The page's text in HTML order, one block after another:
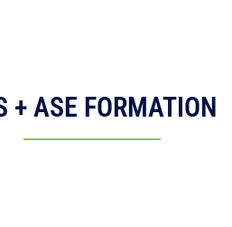
+ ASE FORMATION